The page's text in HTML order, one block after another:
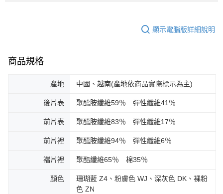
顯示電腦版詳細說明
商品規格
產地 中國、越南(產地依商品實際標示為主)
後片表 聚醯胺纖維59％ 彈性纖維41％
前片表 聚醯胺纖維83％ 彈性纖維17％
前片裡 聚醯胺纖維94％ 彈性纖維6％
襠片裡 聚酯纖維65％ 棉35％
顏色
珊瑚藍 Z4、粉膚色 WJ、深灰色 DK、裸粉
色 ZN